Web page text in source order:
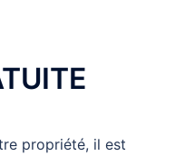
propriété, il est